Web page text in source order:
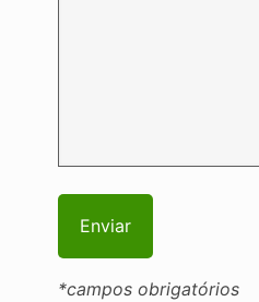
*campos obrigatórios